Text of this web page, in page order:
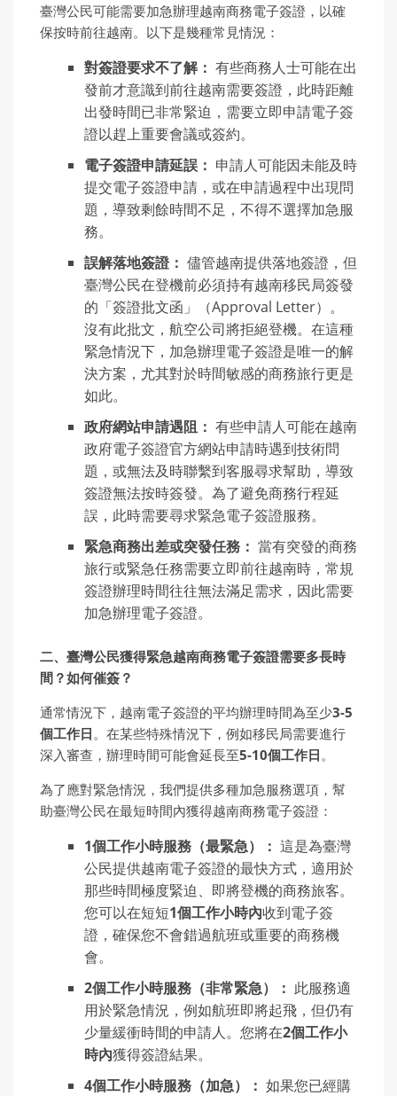
臺灣公民可能需要加急辦理越南商務電子簽證，以確
保按時前往越南。以下是幾種常見情況：
對簽證要求不了解： 有些商務人士可能在出
發前才意識到前往越南需要簽證，此時距離
出發時間已非常緊迫，需要立即申請電子簽
證以趕上重要會議或簽約。
電子簽證申請延誤： 申請人可能因未能及時
提交電子簽證申請，或在申請過程中出現問
題，導致剩餘時間不足，不得不選擇加急服
務。
誤解落地簽證： 儘管越南提供落地簽證，但
臺灣公民在登機前必須持有越南移民局簽發
的「簽證批文函」（Approval Letter）。
沒有此批文，航空公司將拒絕登機。在這種
緊急情況下，加急辦理電子簽證是唯一的解
決方案，尤其對於時間敏感的商務旅行更是
如此。
政府網站申請遇阻： 有些申請人可能在越南
政府電子簽證官方網站申請時遇到技術問
題，或無法及時聯繫到客服尋求幫助，導致
簽證無法按時簽發。為了避免商務行程延
誤，此時需要尋求緊急電子簽證服務。
緊急商務出差或突發任務： 當有突發的商務
旅行或緊急任務需要立即前往越南時，常規
簽證辦理時間往往無法滿足需求，因此需要
加急辦理電子簽證。
二、臺灣公民獲得緊急越南商務電子簽證需要多長時
間？如何催簽？
通常情況下，越南電子簽證的平均辦理時間為至少3-5
個工作日。在某些特殊情況下，例如移民局需要進行
深入審查，辦理時間可能會延長至5-10個工作日。
為了應對緊急情況，我們提供多種加急服務選項，幫
助臺灣公民在最短時間內獲得越南商務電子簽證：
1個工作小時服務（最緊急）： 這是為臺灣
公民提供越南電子簽證的最快方式，適用於
那些時間極度緊迫、即將登機的商務旅客。
您可以在短短1個工作小時內收到電子簽
證，確保您不會錯過航班或重要的商務機
會。
2個工作小時服務（非常緊急）： 此服務適
用於緊急情況，例如航班即將起飛，但仍有
少量緩衝時間的申請人。您將在2個工作小
時內獲得簽證結果。
4個工作小時服務（加急）： 如果您已經購